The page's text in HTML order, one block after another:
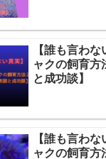
【誰も言わ
ャクの飼育方
と成功談】
【誰も言わ
ャクの飼育方